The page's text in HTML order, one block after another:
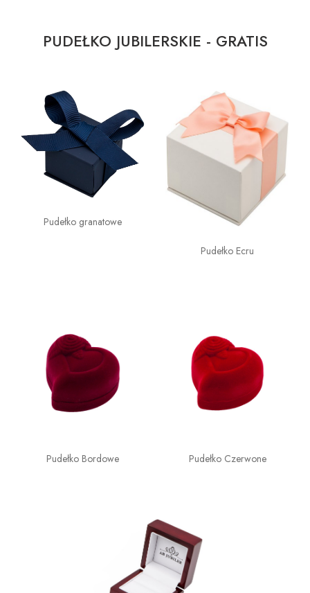
PUDEŁKO JUBILERSKIE - GRATIS
Pudełko granatowe
Pudełko Ecru
Pudełko Bordowe Pudełko Czerwone